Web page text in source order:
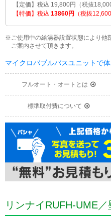
【定価】税込 19,800円（税抜
【特価】税込 13860円 （税抜12,600
※ご使用中の給湯器設置状態により他
ご案内させて頂きます。
マイクロバブルバスユニットで
フルオート・オートとは
標準取付費について
リンナイRUFH-UME／